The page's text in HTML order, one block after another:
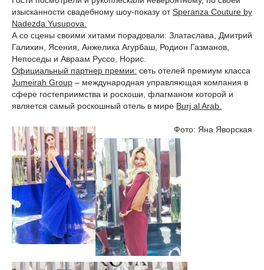
изысканности свадебному шоу-показу отSperanza Couture by
Nadezda Yusupova.
А со сцены своими хитами порадовали: Златаслава, Дмитрий
Галихин, Ясения, Анжелика Агурбаш, Родион Газманов,
Непоседы и Авраам Руссо, Норис.
Официальный партнер премии: сеть отелей премиум класса
Jumeirah Group – международная управляющая компания в
сфере гостеприимства и роскоши, флагманом которой и
является самый роскошный отель в мире Burj al Arab.
Фото: Яна Яворская